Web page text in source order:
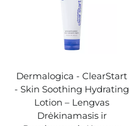
Dermalogica - ClearStart
- Skin Soothing Hydrating
Lotion – Lengvas
Drėkinamasis ir